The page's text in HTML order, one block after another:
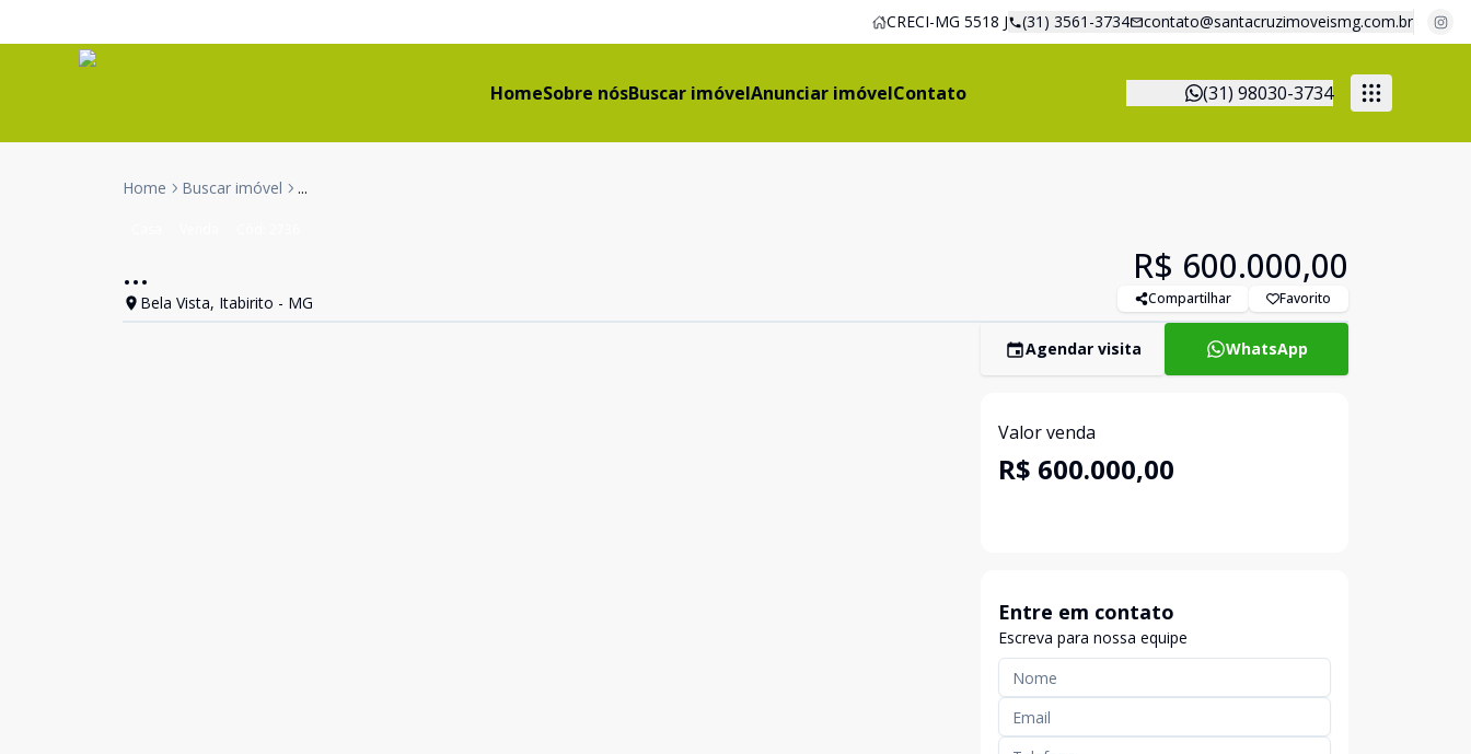
CRECI-MG 5518 J (31) 3561-3734 contato@santacruzimoveismg.com.br
HomeSobre nósBuscar imóvelAnunciar imóvelContato (31) 98030-3734
Home Buscar imóvel ...
...
Bela Vista, Itabirito - MG
R$ 600.000,00
Compartilhar Favorito
Agendar visita WhatsApp
Valor venda
R$ 600.000,00
Entre em contato
Escreva para nossa equipe